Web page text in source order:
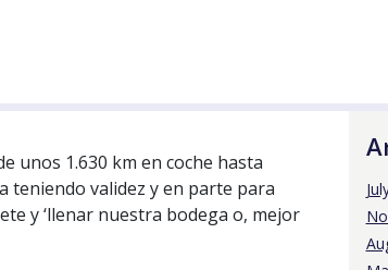
unos 1.630 km en coche hasta
teniendo validez y en parte para
y ‘llenar nuestra bodega o, mejor